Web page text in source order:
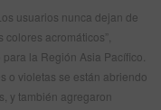
usuarios nunca dejan de
acromáticos”,
la Región Asia Pacífico.
o violetas se están abriendo
y también agregaron